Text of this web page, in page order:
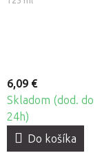
6,09 €
Skladom (dod. do
24h)
Do košíka